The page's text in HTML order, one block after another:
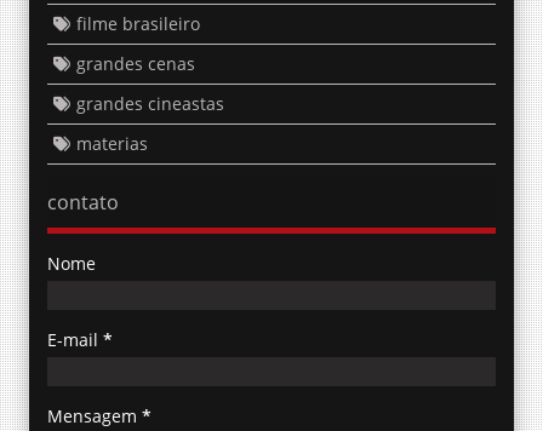
filme brasileiro
grandes cenas
grandes cineastas
materias
contato
Nome
E-mail *
Mensagem *